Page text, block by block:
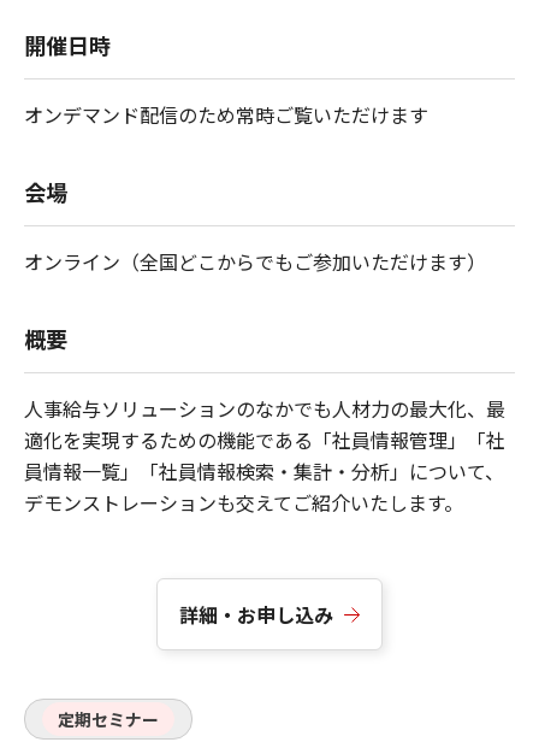
開催日時
オンデマンド配信のため常時ご覧いただけます
会場
オンライン（全国どこからでもご参加いただけます）
概要
人事給与ソリューションのなかでも人材力の最大化、最
適化を実現するための機能である「社員情報管理」「社
員情報一覧」「社員情報検索・集計・分析」について、
デモンストレーションも交えてご紹介いたします。
詳細・お申し込み
定期セミナー